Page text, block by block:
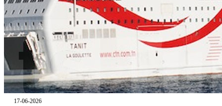
17-06-2026